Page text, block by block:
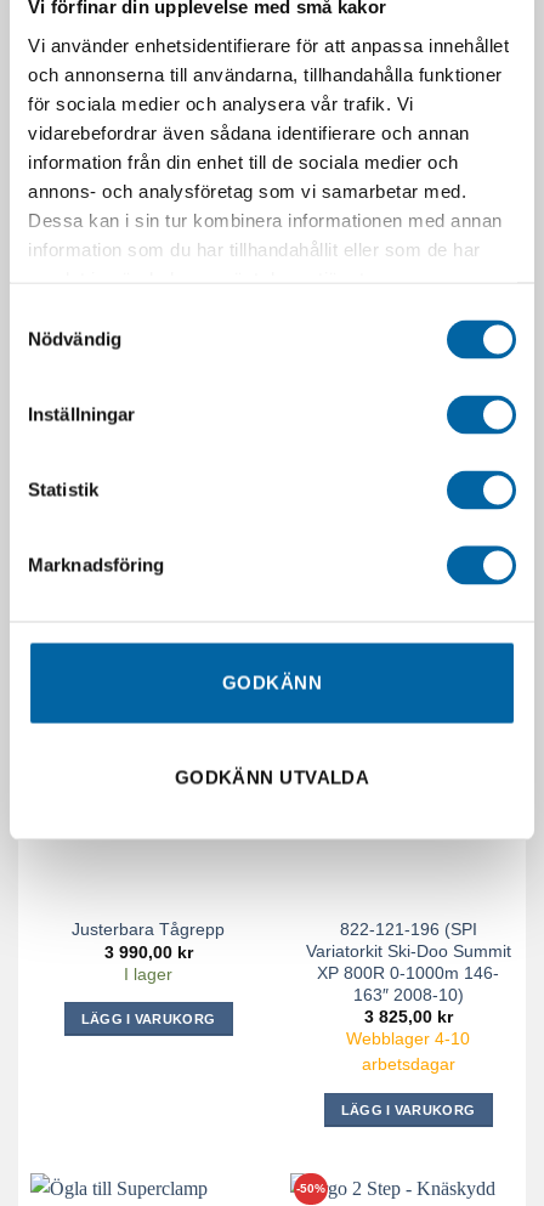
Vi förfinar din upplevelse med små kakor
Vi använder enhetsidentifierare för att anpassa innehållet
och annonserna till användarna, tillhandahålla funktioner
för sociala medier och analysera vår trafik. Vi
vidarebefordrar även sådana identifierare och annan
information från din enhet till de sociala medier och
annons- och analysföretag som vi samarbetar med.
Dessa kan i sin tur kombinera informationen med annan
information som du har tillhandahållit eller som de har
Nödvändig
Inställningar
Statistik
Marknadsföring
GODKÄNN
GODKÄNN UTVALDA
RELATERADE PRODUKTER
850 E-TEC, 600R E-TEC,
I lager
Justerbara Tågrepp
3 990,00 kr
I lager
LÄGG I VARUKORG
822-121-196 (SPI
Variatorkit Ski-Doo Summit
XP 800R 0-1000m 146-
163″ 2008-10)
3 825,00 kr
Webblager 4-10
arbetsdagar
LÄGG I VARUKORG
-50%